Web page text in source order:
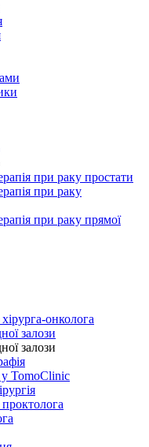
при раку простати
при раку
при раку прямої
онколога
залози
залози
у TomoClinic
проктолога